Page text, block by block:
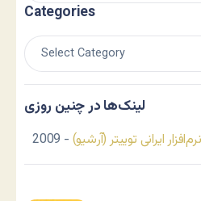
Categories
لینک‌ها در چنین روزی
ایرانی توییتر (آرشیو) - 2009